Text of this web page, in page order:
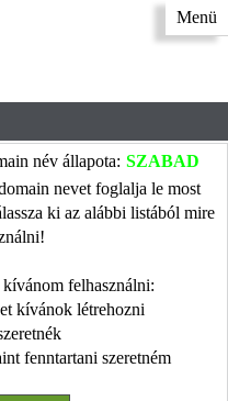
Menü
név állapota: SZABAD
nevet foglalja le most
ki az alábbi listából mire
felhasználni:
kívánok létrehozni
fenntartani szeretném